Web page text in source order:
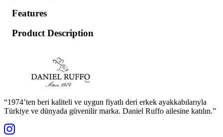
Features
Product Description
“1974’ten beri kaliteli ve uygun fiyatlı deri erkek ayakkabılarıyla
Türkiye ve dünyada güvenilir marka. Daniel Ruffo ailesine katılın.”